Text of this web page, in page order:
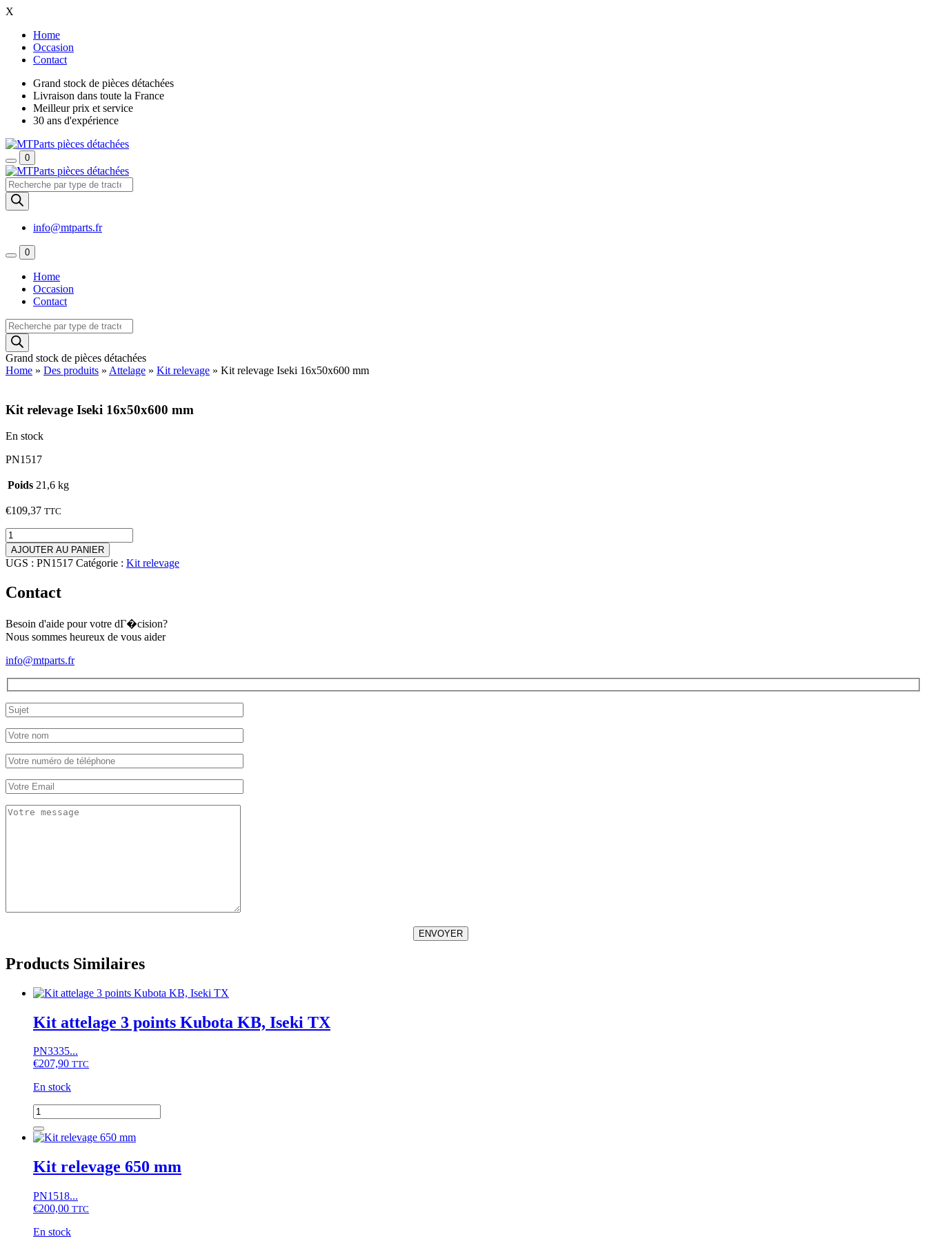
X
Home
Occasion
Contact
Grand stock de pièces détachées
Livraison dans toute la France
Meilleur prix et service
30 ans d'expérience
0
Recherche
de
produits
info@mtparts.fr
0
Home
Occasion
Contact
Recherche
de
produits
Grand stock de pièces détachées
Home » Des produits » Attelage » Kit relevage » Kit relevage Iseki 16x50x600 mm
Kit relevage Iseki 16x50x600 mm
En stock
PN1517
Poids 21,6 kg
€109,37 TTC
quantité
de
Kit
relevage
16x50x600
AJOUTER AU PANIER
UGS : PN1517 Catégorie : Kit relevage
Contact
Besoin d'aide pour votre dГ�cision?
Nous sommes heureux de vous aider
info@mtparts.fr
ENVOYER
Products Similaires
Kit attelage 3 points Kubota KB, Iseki TX
PN3335...
€207,90 TTC
En stock
quantité
de
Kit
3
points
KB,
Iseki
Kit relevage 650 mm
PN1518...
€200,00 TTC
En stock